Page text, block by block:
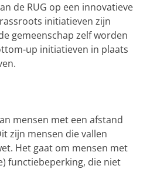
de RUG op een innovatieve
initiatieven zijn
gemeenschap zelf worden
up initiatieven in plaats
mensen met een afstand
zijn mensen die vallen
Het gaat om mensen met
functiebeperking, die niet